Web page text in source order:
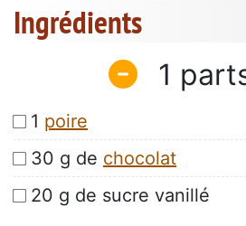
Ingrédients
1
1 poire
30 g de chocolat
20 g de sucre vanillé